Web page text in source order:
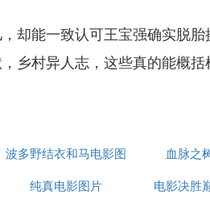
却能一致认可王宝强确实脱胎
乡村异人志，这些真的能概
波多野结衣和马电影图
片迅雷下载
血脉之
纯真电影图片
电影决胜